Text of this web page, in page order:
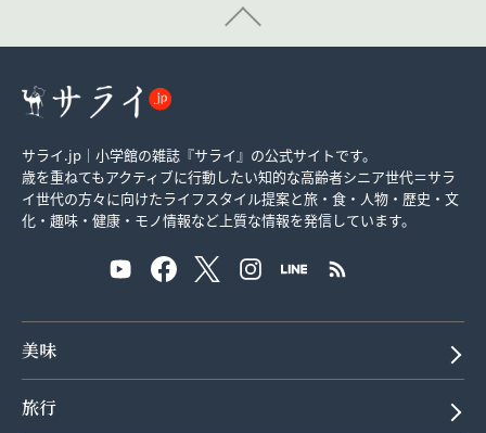
サライ.jp｜小学館の雑誌『サライ』の公式サイトです。
歳を重ねてもアクティブに行動したい知的な高齢者シニア世代＝サラ
イ世代の方々に向けたライフスタイル提案と旅・食・人物・歴史・文
化・趣味・健康・モノ情報など上質な情報を発信しています。
美味
旅行